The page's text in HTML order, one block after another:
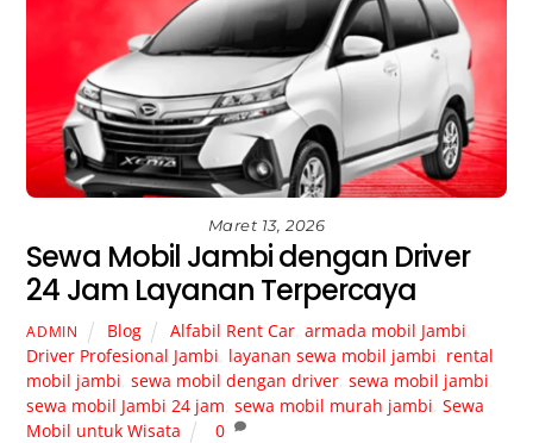
Maret 13, 2026
Sewa Mobil Jambi dengan Driver
24 Jam Layanan Terpercaya
ADMIN Blog Alfabil Rent Car, armada mobil Jambi
Driver Profesional Jambi layanan sewa mobil jambi rental
mobil jambi ,sewa mobil dengan driver ,sewa mobil jambi
sewa mobil Jambi 24 jam ,sewa mobil murah jambi ,Sewa
Mobil untuk Wisata
0